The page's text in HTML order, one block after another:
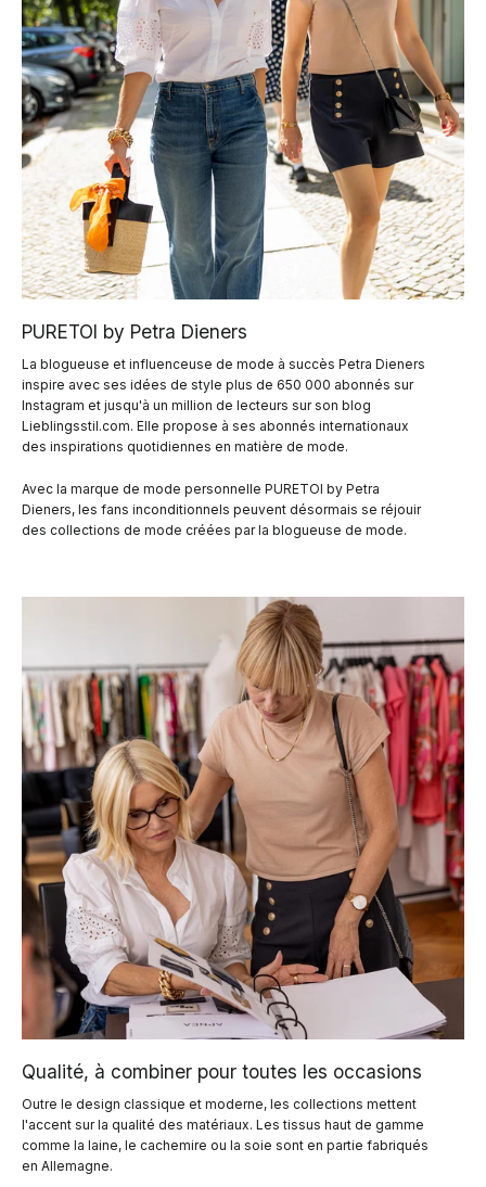
PURETOI by Petra Dieners
La blogueuse et influenceuse de mode à succès Petra Dieners
inspire avec ses idées de style plus de 650 000 abonnés sur
Instagram et jusqu'à un million de lecteurs sur son blog
Lieblingsstil.com. Elle propose à ses abonnés internationaux
des inspirations quotidiennes en matière de mode.
Avec la marque de mode personnelle PURETOI by Petra
Dieners, les fans inconditionnels peuvent désormais se réjouir
des collections de mode créées par la blogueuse de mode.
Qualité, à combiner pour toutes les occasions
Outre le design classique et moderne, les collections mettent
l'accent sur la qualité des matériaux. Les tissus haut de gamme
comme la laine, le cachemire ou la soie sont en partie fabriqués
en Allemagne.